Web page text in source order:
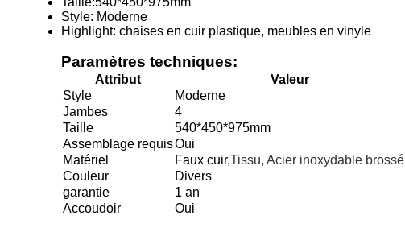
Style: Moderne
Highlight: chaises en cuir plastique, meubles en vinyle
Paramètres techniques:
Attribut
Valeur
Style
Moderne
Jambes
4
Taille
540*450*975mm
Assemblage requisOui
Matériel
Faux cuir,Tissu, Acier inoxydable brossé
Couleur
Divers
garantie
1 an
Accoudoir
Oui